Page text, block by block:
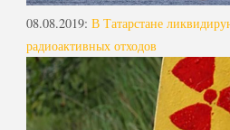
08.08.2019: В Татарстане
радиоактивных отходов